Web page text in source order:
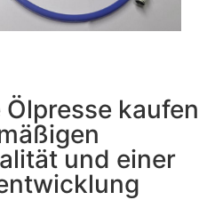
kaufen
und einer